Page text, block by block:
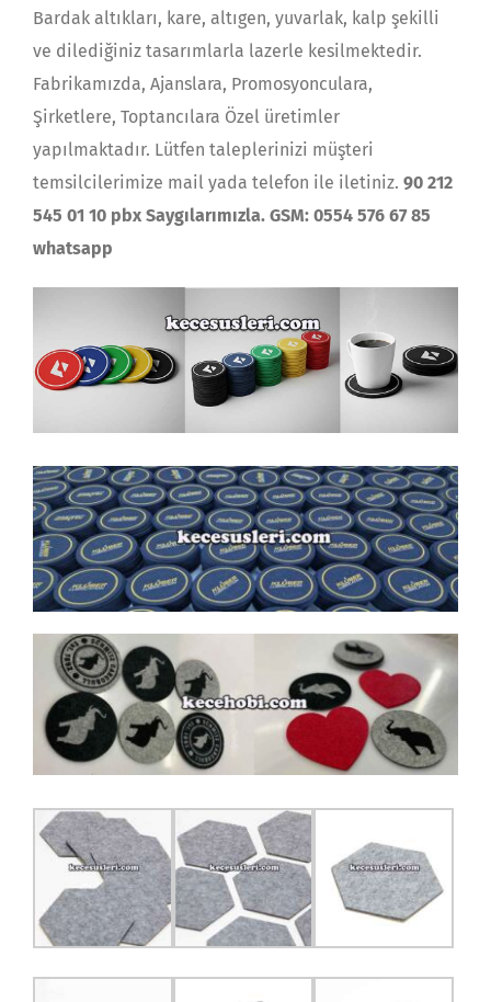
Bardak altıkları, kare, altıgen, yuvarlak, kalp şekilli
ve dilediğiniz tasarımlarla lazerle kesilmektedir.
Fabrikamızda, Ajanslara, Promosyonculara,
Şirketlere, Toptancılara Özel üretimler
yapılmaktadır. Lütfen taleplerinizi müşteri
temsilcilerimize mail yada telefon ile iletiniz. 90 212
545 01 10 pbx Saygılarımızla. GSM: 0554 576 67 85
whatsapp